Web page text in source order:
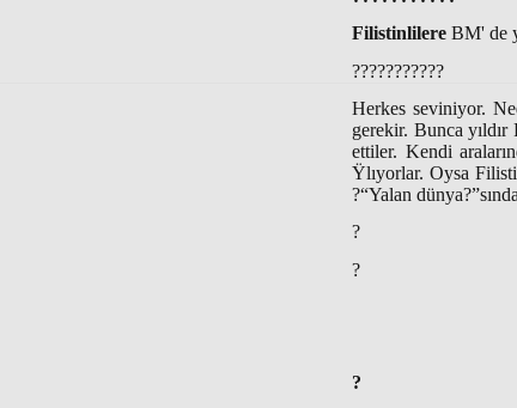
Filistinlilere BM' de
???????????
Herkes seviniyor.
gerekir. Bunca
ettiler. Kendi
Ÿlıyorlar. Oysa
?“Yalan
?
?
?